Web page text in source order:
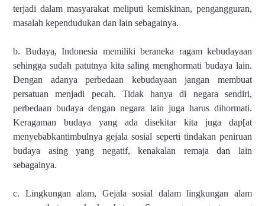
terjadi dalam masyarakat meliputi kemiskinan, pengangguran,
masalah kependudukan dan lain sebagainya.
b. Budaya, Indonesia memiliki beraneka ragam kebudayaan
sehingga sudah patutnya kita saling menghormati budaya lain.
Dengan adanya perbedaan kebudayaan jangan membuat
persatuan menjadi pecah. Tidak hanya di negara sendiri,
perbedaan budaya dengan negara lain juga harus dihormati.
Keragaman budaya yang ada disekitar kita juga dap[at
menyebabkantimbulnya gejala sosial seperti tindakan peniruan
budaya asing yang negatif, kenakalan remaja dan lain
sebagainya.
c. Lingkungan alam, Gejala sosial dalam lingkungan alam